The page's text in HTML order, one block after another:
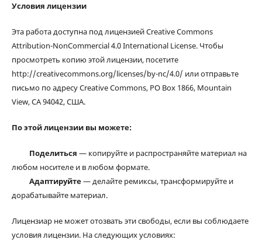
Условия лицензии
Эта работа доступна под лицензией Creative Commons
Attribution-NonCommercial 4.0 International License. Чтобы
просмотреть копию этой лицензии, посетите
http://creativecommons.org/licenses/by-nc/4.0/ или отправьте
письмо по адресу Creative Commons, PO Box 1866, Mountain
View, CA 94042, США.
По этой лицензии вы можете:
Поделиться — копируйте и распространяйте материал на
любом носителе и в любом формате.
Адаптируйте— делайте ремиксы, трансформируйте и
дорабатывайте материал.
Лицензиар не может отозвать эти свободы, если вы соблюдаете
условия лицензии. На следующих условиях: